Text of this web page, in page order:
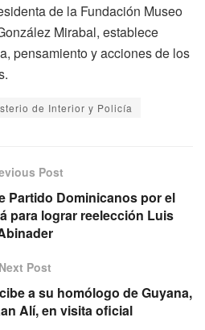
de la Fundación Museo
Mirabal, establece
pensamiento y acciones de los
de Interior y Policía
Post
Partido Dominicanos por el
para lograr reelección Luis
Next Post
a su homólogo de Guyana,
Alí, en visita oficial